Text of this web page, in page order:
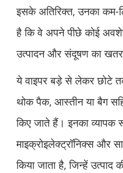
इसके अतिरिक्त, उनका कम-
है कि वे अपने पीछे कोई
उत्पादन और संदूषण का
ये वाइपर बड़े से लेकर छोटे
थोक पैक, आस्तीन या बैग
किए जाते हैं। इनका व्यापक
माइक्रोइलेक्ट्रॉनिक्स और
किया जाता है, जिन्हें उत्पाद